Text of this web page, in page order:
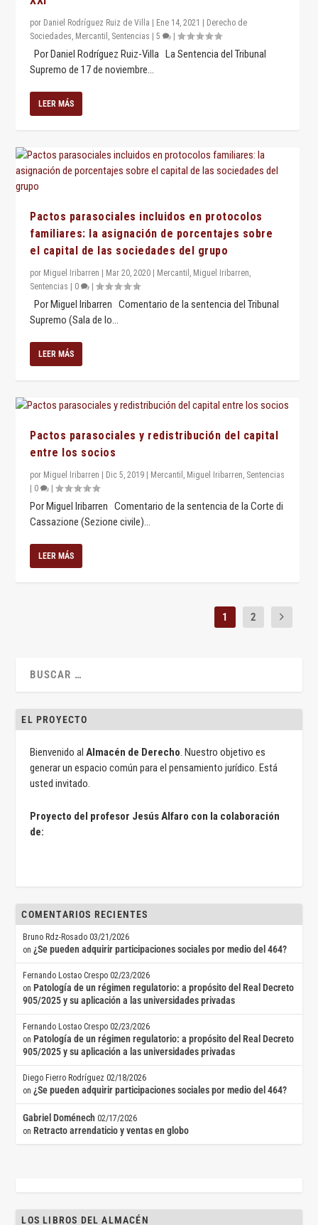
por Daniel Rodríguez Ruiz de Villa Ene 14, 2021
Derecho de
Sociedades, Mercantil , Sentencias |5 |
Por Daniel Rodríguez Ruiz-Villa La Sentencia del Tribunal
Supremo de 17 de noviembre...
LEER MÁS
Pactos parasociales incluidos en protocolos
familiares: la asignación de porcentajes sobre
el capital de las sociedades del grupo
por Miguel Iribarren Mar 20, 2020 Mercantil , Miguel Iribarren,
Sentencias
0 |
Por Miguel Iribarren Comentario de la sentencia del Tribunal
Supremo (Sala de lo...
LEER MÁS
Pactos parasociales y redistribución del capital
entre los socios
por Miguel Iribarren Dic 5, 2019 Mercantil , Miguel Iribarren, Sentencias
0 |
Por Miguel Iribarren Comentario de la sentencia de la Corte di
Cassazione (Sezione civile)...
LEER MÁS
1 2
EL PROYECTO
Bienvenido alAlmacén de Derecho. Nuestro objetivo es
generar un espacio común para el pensamiento jurídico. Está
usted invitado.
Proyecto del profesor Jesús Alfaro con la colaboración
de:
COMENTARIOS RECIENTES
Bruno Rdz-Rosado 03/21/2026
on¿Se pueden adquirir participaciones sociales por medio del 464?
Fernando Lostao Crespo 02/23/2026
on Patología de un régimen regulatorio: a propósito del Real Decreto
905/2025 y su aplicación a las universidades privadas
Fernando Lostao Crespo 02/23/2026
on Patología de un régimen regulatorio: a propósito del Real Decreto
905/2025 y su aplicación a las universidades privadas
Diego Fierro Rodríguez 02/18/2026
on¿Se pueden adquirir participaciones sociales por medio del 464?
Gabriel Doménech 02/17/2026
on Retracto arrendaticio y ventas en globo
LOS LIBROS DEL ALMACÉN